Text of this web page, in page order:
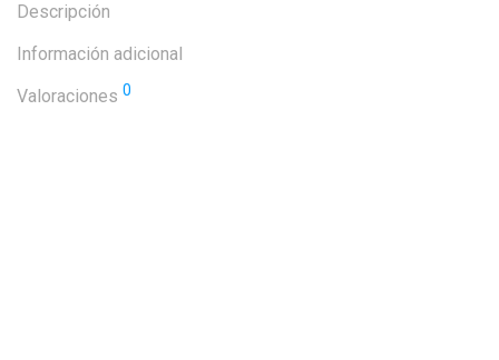
Descripción
Información adicional
Valoraciones 0